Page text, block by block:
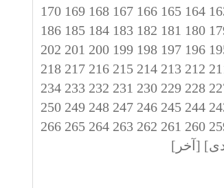
164
165
166
167
168
169
170
180
181
182
183
184
185
186
196
197
198
199
200
201
202
212
213
214
215
216
217
218
228
229
230
231
232
233
234
244
245
246
247
248
249
250
260
261
262
263
264
265
266
[آخر]